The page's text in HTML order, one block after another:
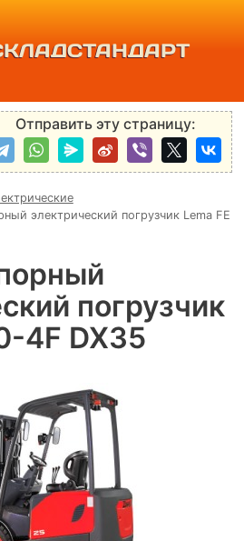
Отправить эту страницу:
электрический погрузчик Lema FE
погрузчик
4F DX35